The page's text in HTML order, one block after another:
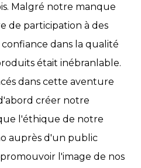
Malgré notre manque
de participation à des
dans la qualité
était inébranlable.
dans cette aventure
créer notre
l'éthique de notre
auprès d'un public
l'image de nos